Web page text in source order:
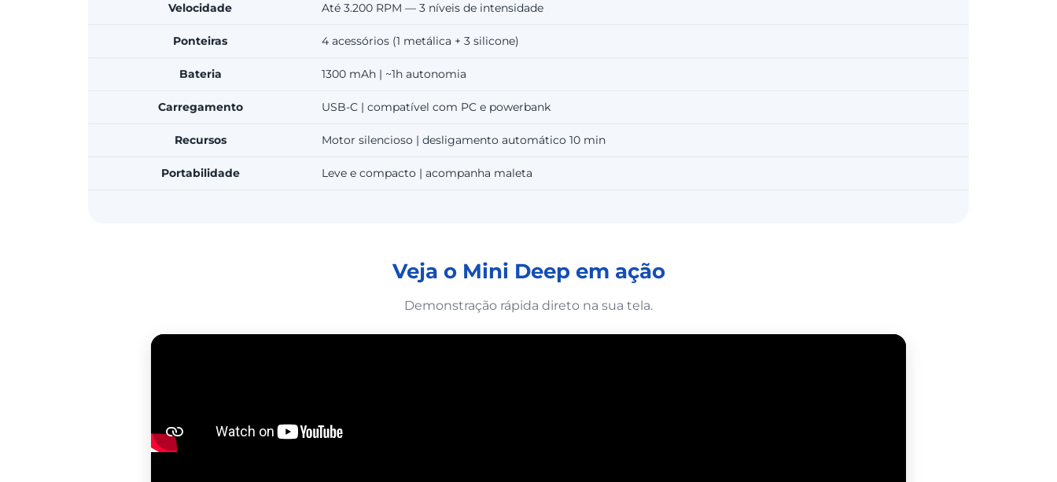
Velocidade Até 3.200 RPM — 3 níveis de intensidade
Ponteiras 4 acessórios (1 metálica + 3 silicone)
Bateria 1300 mAh | ~1h autonomia
Carregamento USB-C | compatível com PC e powerbank
Recursos Motor silencioso | desligamento automático 10 min
Portabilidade Leve e compacto | acompanha maleta
Veja o Mini Deep em ação
Demonstração rápida direto na sua tela.